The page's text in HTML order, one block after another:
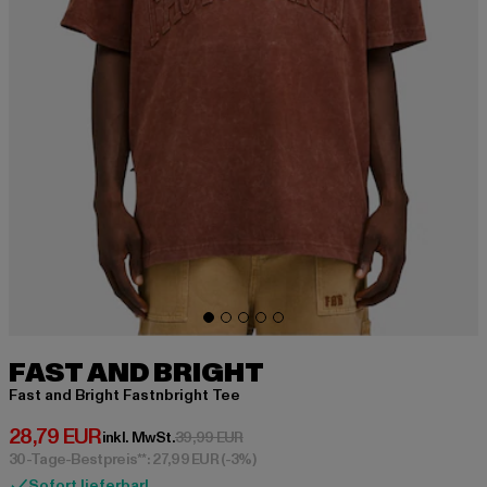
FAST AND BRIGHT
Fast and Bright Fastnbright Tee
28,79 EUR
Derzeitiger Preis: 28,79 EUR
inkl. MwSt.39,99 EURAktionspreis: 39,99 EUR
30-Tage-Bestpreis**: 27,99 EUR(-3%)